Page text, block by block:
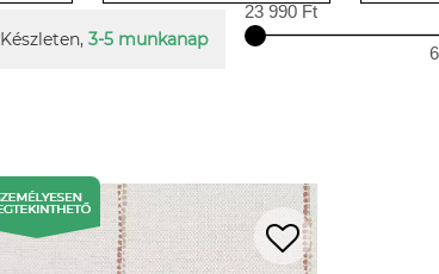
Készleten, 3-5 munkanap
23 990 Ft